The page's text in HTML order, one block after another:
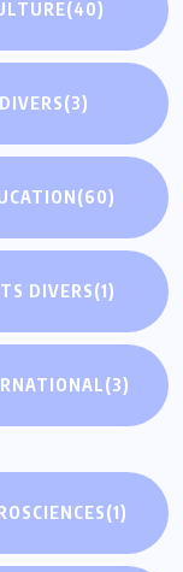
(40)
DIVERS(3)
(60)
DIVERS(1)
(3)
(1)